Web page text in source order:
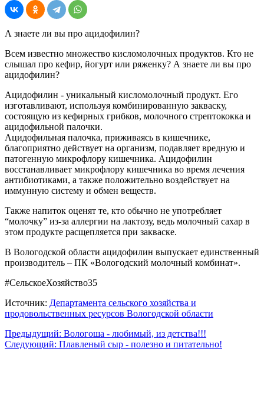
А знаете ли вы про ацидофилин?
Всем известно множество кисломолочных продуктов. Кто не
слышал про кефир, йогурт или ряженку? А знаете ли вы про
ацидофилин?
Ацидофилин - уникальный кисломолочный продукт. Его
изготавливают, используя комбинированную закваску,
состоящую из кефирных грибков, молочного стрептококка и
ацидофильной палочки.
Ацидофильная палочка, приживаясь в кишечнике,
благоприятно действует на организм, подавляет вредную и
патогенную микрофлору кишечника. Ацидофилин
восстанавливает микрофлору кишечника во время лечения
антибиотиками, а также положительно воздействует на
иммунную систему и обмен веществ.
Также напиток оценят те, кто обычно не употребляет
“молочку” из-за аллергии на лактозу, ведь молочный сахар в
этом продукте расщепляется при закваске.
В Вологодской области ацидофилин выпускает единственный
производитель – ПК «Вологодский молочный комбинат».
#СельскоеХозяйство35
Источник: Департамента сельского хозяйства и
продовольственных ресурсов Вологодской области
Предыдущий: Вологоша - любимый, из детства!!!
Следующий: Плавленый сыр - полезно и питательно!